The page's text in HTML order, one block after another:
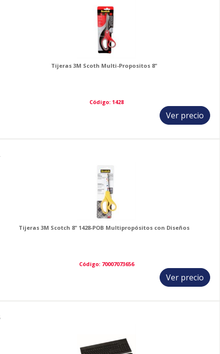
Tijeras 3M Scoth Multi-Propositos 8"
Código: 1428
Ver precio
Tijeras 3M Scotch 8" 1428-POB Multipropósitos con Diseños
Código: 70007073656
Ver precio